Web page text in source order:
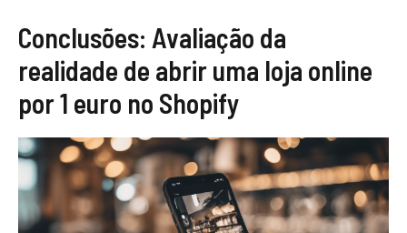
Conclusões: Avaliação da
realidade de abrir uma loja online
por 1 euro no Shopify